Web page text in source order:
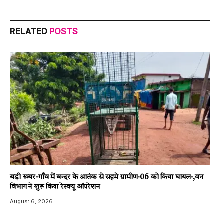
RELATED POSTS
बड़ी खबर-गाँव में बन्दर के आतंक से सहमे ग्रामीण-06 को किया घायल-,वन
विभाग ने शुरू किया रेस्क्यू ऑपरेशन
August 6, 2026